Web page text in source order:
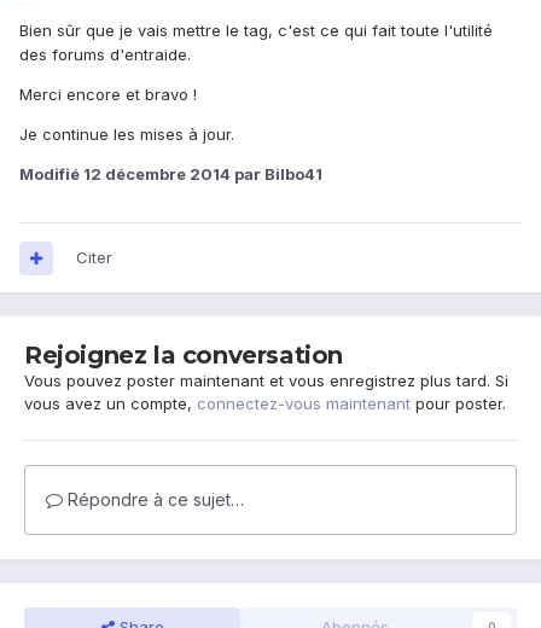
Bien sûr que je vais mettre le tag, c'est ce qui fait toute l'utilité
des forums d'entraide.
Merci encore et bravo !
Je continue les mises à jour.
Modifié 12 décembre 2014 par Bilbo41
Citer
Rejoignez la conversation
Vous pouvez poster maintenant et vous enregistrez plus tard. Si
vous avez un compte, connectez-vous maintenant pour poster.
Répondre à ce sujet…